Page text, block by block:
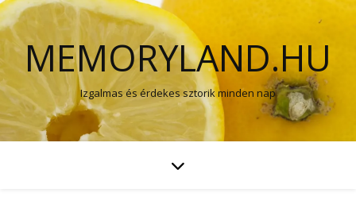
MEMORYLAND.HU
Izgalmas és érdekes sztorik minden nap